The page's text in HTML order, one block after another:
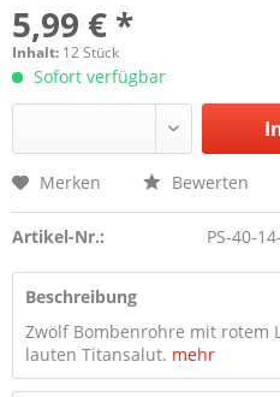
5,99 € *
Inhalt: 12 Stück
Sofort verfügbar
Merken Bewerten
Artikel-Nr.: PS-40-
Beschreibung
Zwölf Bombenrohre mit rotem
lauten Titansalut. mehr